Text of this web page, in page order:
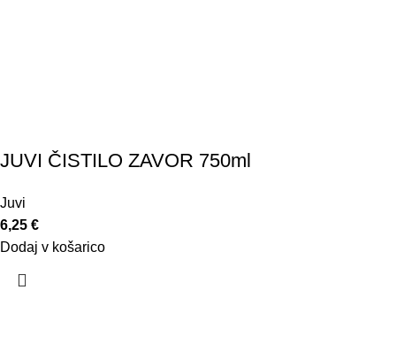
JUVI ČISTILO ZAVOR 750ml
Juvi
6,25 €
Dodaj v košarico